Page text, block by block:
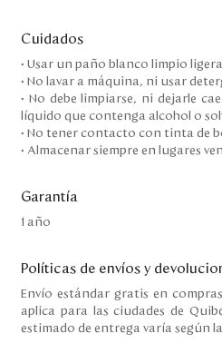
Cuidados
• Usar un paño blanco limpio
• No lavar a máquina, ni usar
• No debe limpiarse, ni dejarle
líquido que contenga alcohol o
• No tener contacto con tinta de
• Almacenar siempre en lugares
Garantía
1 año
Políticas de envíos y
Envío estándar gratis en
aplica para las ciudades de
estimado de entrega varía según